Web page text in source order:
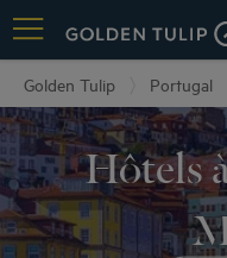
Golden Tulip Portugal
Hôtels